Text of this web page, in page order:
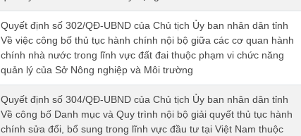
Quyết định số 302/QĐ-UBND của Chủ tịch Ủy ban nhân dân tỉnh
Về việc công bố thủ tục hành chính nội bộ giữa các cơ quan hành
chính nhà nước trong lĩnh vực đất đai thuộc phạm vi chức năng
quản lý của Sở Nông nghiệp và Môi trường
Quyết định số 304/QĐ-UBND của Chủ tịch Ủy ban nhân dân tỉnh
Về công bố Danh mục và Quy trình nội bộ giải quyết thủ tục hành
chính sửa đổi, bổ sung trong lĩnh vực đầu tư tại Việt Nam thuộc